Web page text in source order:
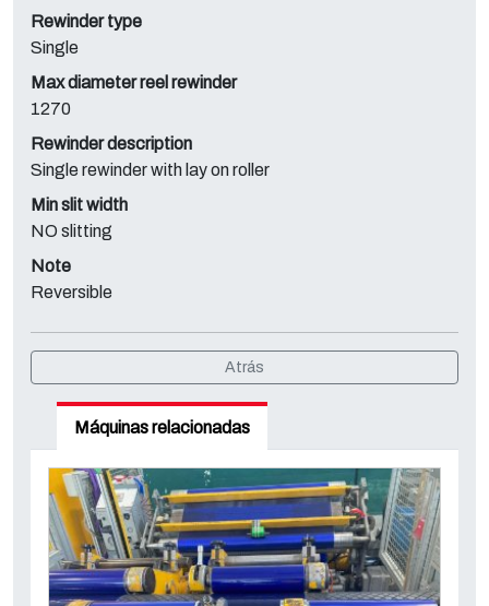
Rewinder type
Single
Max diameter reel rewinder
1270
Rewinder description
Single rewinder with lay on roller
Min slit width
NO slitting
Note
Reversible
Atrás
Máquinas relacionadas